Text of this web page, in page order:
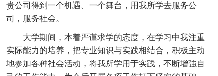
贵公司得到一个机遇、一个舞台，用我所学去服务公
司，服务社会。
大学期间，本着严谨求学的态度，在学习中我注重
实际能力的培养，把专业知识与实践相结合，积极主动
地参加各种社会活动，将我所学用于实践，不断增強自